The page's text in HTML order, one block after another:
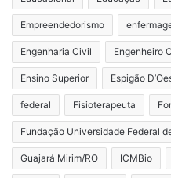
Empreendedorismo
Engenharia Civil Engenheiro
Ensino Superior Espigão
federal Fisioterapeuta
Fundação Universidade Federal
Guajará Mirim/RO ICMBio